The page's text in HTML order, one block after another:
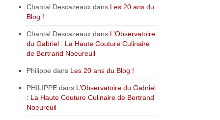
Chantal Descazeaux dans Les 20 ans du
Blog !
Chantal Descazeaux dans L’Observatoire
du Gabriel : La Haute Couture Culinaire
de Bertrand Noeureuil
Philippe dans Les 20 ans du Blog !
PHILIPPE dans L’Observatoire du Gabriel
: La Haute Couture Culinaire de Bertrand
Noeureuil